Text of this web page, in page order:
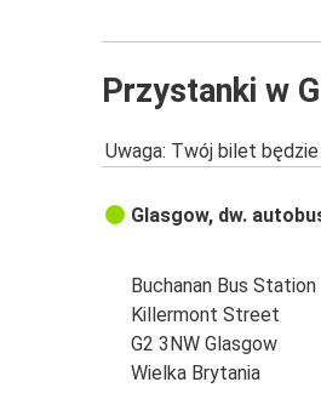
Przystanki w
Uwaga: Twój bilet
Glasgow, dw.
Buchanan Bus Station
Killermont Street
G2 3NW Glasgow
Wielka Brytania